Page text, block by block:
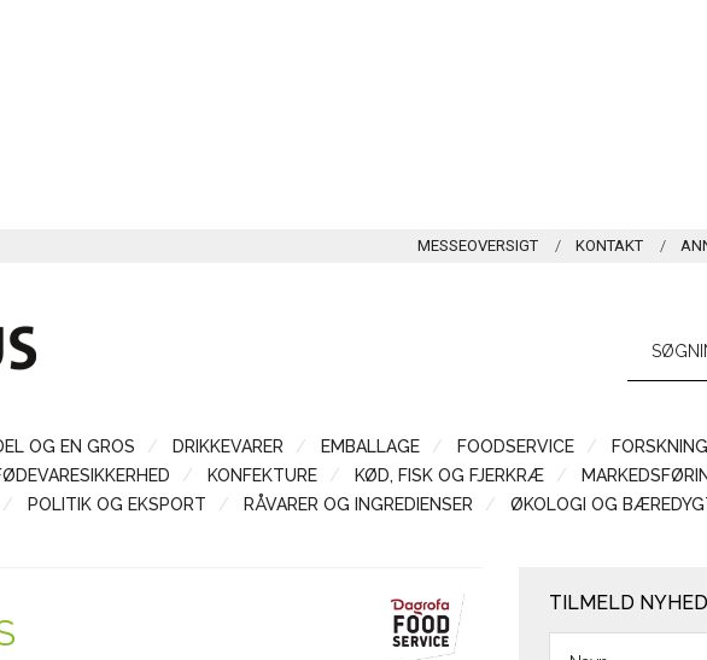
MESSEOVERSIGT KONTAKT
OG EN GROS DRIKKEVARER EMBALLAGE FOODSERVICE
KONFEKTURE KØD, FISK OG FJERKRÆ
POLITIK OG EKSPORT RÅVARER OG INGREDIENSER ØKOLOGI OG
TILMELD